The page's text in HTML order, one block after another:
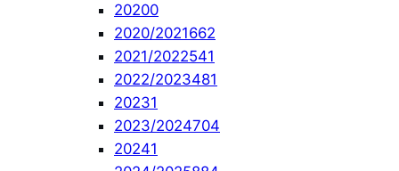
20200
2020/2021662
2021/2022541
2022/2023481
20231
2023/2024704
20241